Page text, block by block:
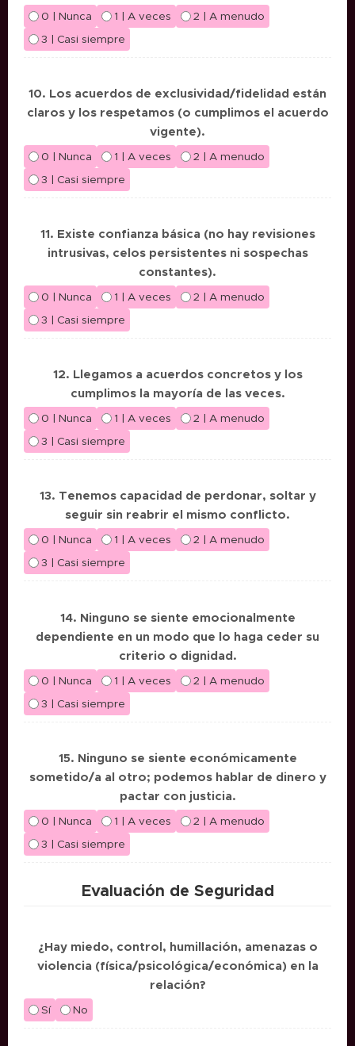
0 | Nunca 1 | A veces
2 | A menudo
3 | Casi siempre
10. Los acuerdos de exclusividad/fidelidad están
claros y los respetamos (o cumplimos el acuerdo
vigente).
0 | Nunca 1 | A veces
2 | A menudo
3 | Casi siempre
11. Existe confianza básica (no hay revisiones
intrusivas, celos persistentes ni sospechas
constantes).
0 | Nunca 1 | A veces
2 | A menudo
3 | Casi siempre
12. Llegamos a acuerdos concretos y los
cumplimos la mayoría de las veces.
0 | Nunca 1 | A veces
2 | A menudo
3 | Casi siempre
13. Tenemos capacidad de perdonar, soltar y
seguir sin reabrir el mismo conflicto.
0 | Nunca 1 | A veces
2 | A menudo
3 | Casi siempre
14. Ninguno se siente emocionalmente
dependiente en un modo que lo haga ceder su
criterio o dignidad.
0 | Nunca 1 | A veces
2 | A menudo
3 | Casi siempre
15. Ninguno se siente económicamente
sometido/a al otro; podemos hablar de dinero y
pactar con justicia.
0 | Nunca 1 | A veces
2 | A menudo
3 | Casi siempre
Evaluación de Seguridad
¿Hay miedo, control, humillación, amenazas o
violencia (física/psicológica/económica) en la
relación?
Sí No